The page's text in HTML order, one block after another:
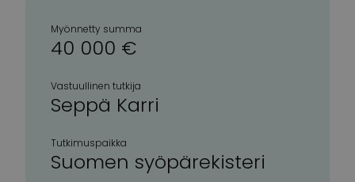
Myönnetty summa
40 000 €
Vastuullinen tutkija
Seppä Karri
Tutkimuspaikka
Suomen syöpärekisteri